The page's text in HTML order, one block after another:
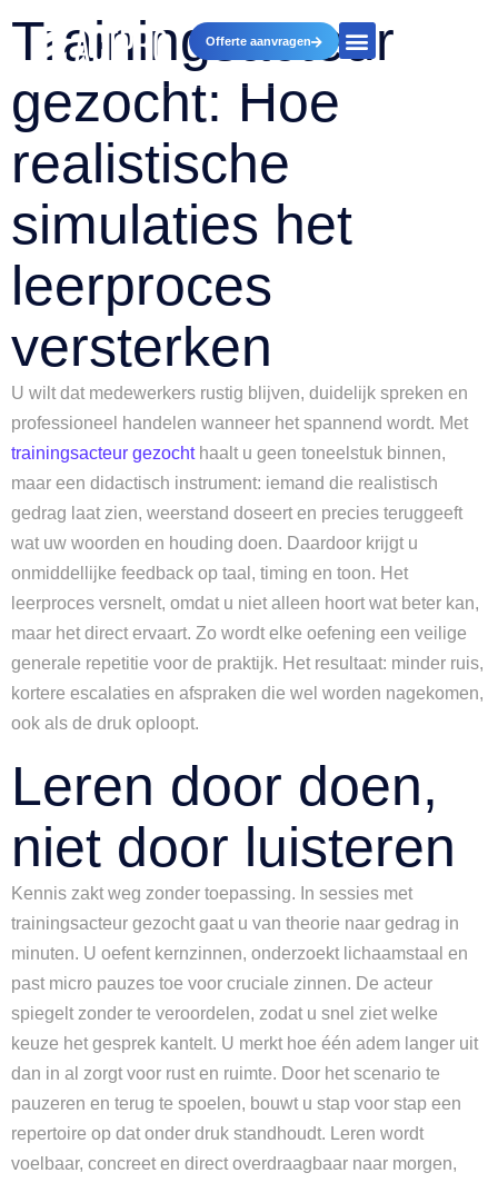
Offerte aanvragen
Trainingsacteur
gezocht: Hoe
realistische
simulaties het
leerproces
versterken
U wilt dat medewerkers rustig blijven, duidelijk spreken en
professioneel handelen wanneer het spannend wordt. Met
trainingsacteur gezochthaalt u geen toneelstuk binnen,
maar een didactisch instrument: iemand die realistisch
gedrag laat zien, weerstand doseert en precies teruggeeft
wat uw woorden en houding doen. Daardoor krijgt u
onmiddellijke feedback op taal, timing en toon. Het
leerproces versnelt, omdat u niet alleen hoort wat beter kan,
maar het direct ervaart. Zo wordt elke oefening een veilige
generale repetitie voor de praktijk. Het resultaat: minder ruis,
kortere escalaties en afspraken die wel worden nagekomen,
ook als de druk oploopt.
Leren door doen,
niet door luisteren
Kennis zakt weg zonder toepassing. In sessies met
trainingsacteur gezocht gaat u van theorie naar gedrag in
minuten. U oefent kernzinnen, onderzoekt lichaamstaal en
past micro pauzes toe voor cruciale zinnen. De acteur
spiegelt zonder te veroordelen, zodat u snel ziet welke
keuze het gesprek kantelt. U merkt hoe één adem langer uit
dan in al zorgt voor rust en ruimte. Door het scenario te
pauzeren en terug te spoelen, bouwt u stap voor stap een
repertoire op dat onder druk standhoudt. Leren wordt
voelbaar, concreet en direct overdraagbaar naar morgen,